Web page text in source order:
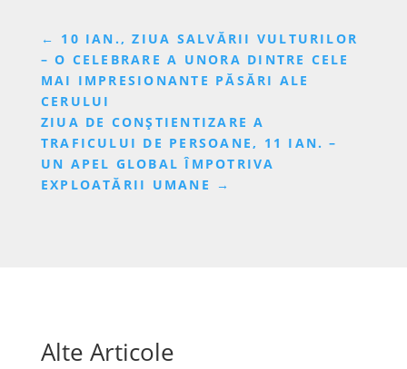
← 10 IAN., ZIUA SALVĂRII VULTURILOR
– O CELEBRARE A UNORA DINTRE CELE
MAI IMPRESIONANTE PĂSĂRI ALE
CERULUI
ZIUA DE CONȘTIENTIZARE A
TRAFICULUI DE PERSOANE, 11 IAN. –
UN APEL GLOBAL ÎMPOTRIVA
EXPLOATĂRII UMANE →
Alte Articole